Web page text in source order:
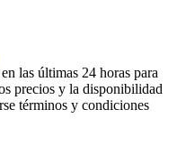
las últimas 24 horas para
precios y la disponibilidad
términos y condiciones